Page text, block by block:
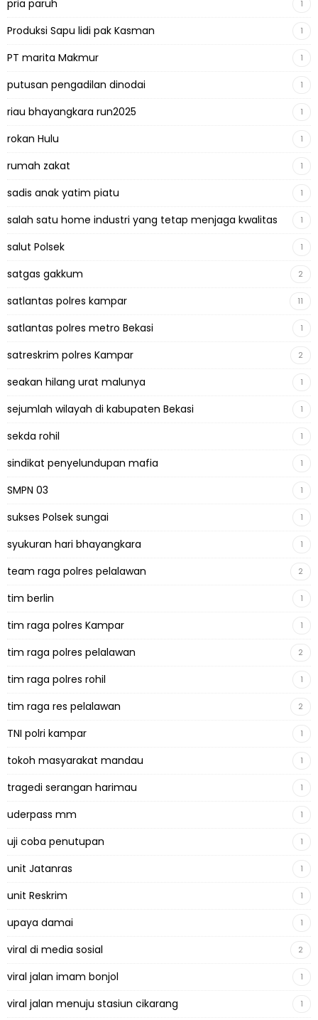
pria paruh 1
Produksi Sapu lidi pak Kasman 1
PT marita Makmur 1
putusan pengadilan dinodai 1
riau bhayangkara run2025 1
rokan Hulu 1
rumah zakat 1
sadis anak yatim piatu 1
salah satu home industri yang tetap menjaga kwalitas 1
salut Polsek 1
satgas gakkum 2
satlantas polres kampar 11
satlantas polres metro Bekasi 1
satreskrim polres Kampar 2
seakan hilang urat malunya 1
sejumlah wilayah di kabupaten Bekasi 1
sekda rohil 1
sindikat penyelundupan mafia 1
SMPN 03 1
sukses Polsek sungai 1
syukuran hari bhayangkara 1
team raga polres pelalawan 2
tim berlin 1
tim raga polres Kampar 1
tim raga polres pelalawan 2
tim raga polres rohil 1
tim raga res pelalawan 2
TNI polri kampar 1
tokoh masyarakat mandau 1
tragedi serangan harimau 1
uderpass mm 1
uji coba penutupan 1
unit Jatanras 1
unit Reskrim 1
upaya damai 1
viral di media sosial 2
viral jalan imam bonjol 1
viral jalan menuju stasiun cikarang 1